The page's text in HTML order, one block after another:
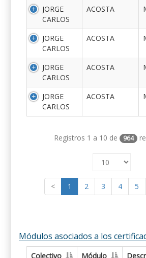
JORGE
CARLOS
ACOSTA
JORGE
CARLOS
ACOSTA
JORGE
CARLOS
ACOSTA
JORGE
CARLOS
ACOSTA
Registros 1 a 10 de 964
< 1 2 3 4 5
Módulos asociados a los
Colectivo Módulo